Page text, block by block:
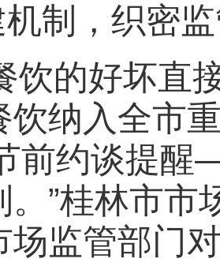
机制，织密
饮的好坏直
饮纳入全市
前约谈提
。”桂林市
场监管部门